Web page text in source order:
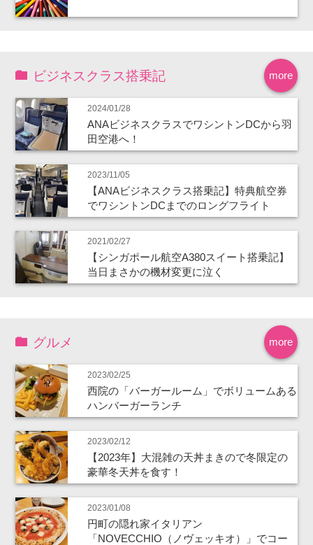
more
ビジネスクラス搭乗記
2024/01/28
ANAビジネスクラスでワシントンDCから羽
田空港へ！
2023/11/05
【ANAビジネスクラス搭乗記】特典航空券
でワシントンDCまでのロングフライト
2021/02/27
【シンガポール航空A380スイート搭乗記】
当日まさかの機材変更に泣く
more
グルメ
2023/02/25
西院の「バーガールーム」でボリュームある
ハンバーガーランチ
2023/02/12
【2023年】大混雑の天丼まきので冬限定の
豪華冬天丼を食す！
2023/01/08
円町の隠れ家イタリアン
「NOVECCHIO（ノヴェッキオ）」でコー